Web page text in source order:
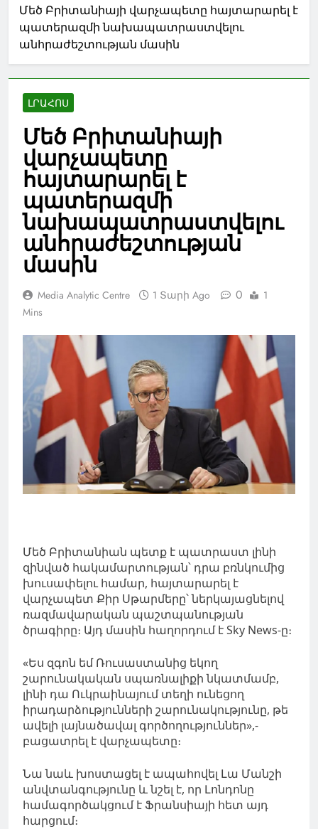
Մեծ Բրիտանիայի վարչապետը հայտարարել է
պատերազմի նախապատրաստվելու
անհրաժեշտության մասին
ԼՐԱՀՈՍ
Մեծ Բրիտանիայի
վարչապետը
հայտարարել է
պատերազմի
նախապատրաստվելու
անհրաժեշտության
մասին
Media Analytic Centre 1 Տարի Ago 0
1
Mins
Մեծ Բրիտանիան պետք է պատրաստ լինի
զինված հակամարտության՝ դրա բռնկումից
խուսափելու համար, հայտարարել է
վարչապետ Քիր Սթարմերը՝ ներկայացնելով
ռազմավարական պաշտպանության
ծրագիրը։ Այդ մասին հաղորդում է Sky News-ը։
«Ես զգոն եմ Ռուսաստանից եկող
շարունակական սպառնալիքի նկատմամբ,
լինի դա Ուկրաինայում տեղի ունեցող
իրադարձությունների շարունակությունը, թե
ավելի լայնածավալ գործողություններ»,-
բացատրել է վարչապետը։
Նա նաև խոստացել է ապահովել Լա Մանշի
անվտանգությունը և նշել է, որ Լոնդոնը
համագործակցում է Ֆրանսիայի հետ այդ
հարցում։